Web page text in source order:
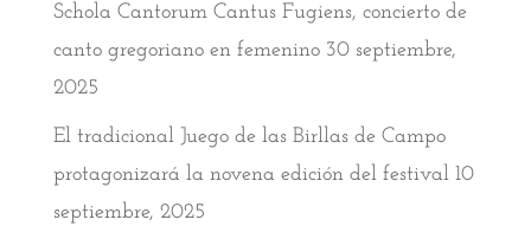
Schola Cantorum Cantus Fugiens, concierto de
canto gregoriano en femenino 30 septiembre,
2025
El tradicional Juego de las Birllas de Campo
protagonizará la novena edición del festival 10
septiembre, 2025